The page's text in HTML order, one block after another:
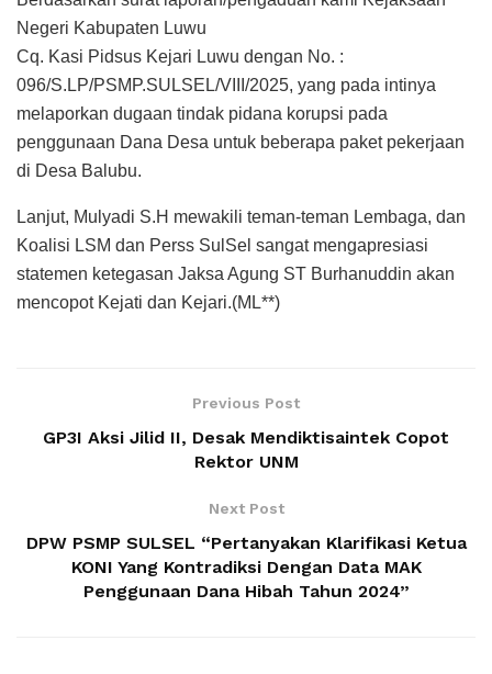
Negeri Kabupaten Luwu
Cq. Kasi Pidsus Kejari Luwu dengan No. :
096/S.LP/PSMP.SULSEL/VIII/2025, yang pada intinya
melaporkan dugaan tindak pidana korupsi pada
penggunaan Dana Desa untuk beberapa paket pekerjaan
di Desa Balubu.
Lanjut, Mulyadi S.H mewakili teman-teman Lembaga, dan
Koalisi LSM dan Perss SulSel sangat mengapresiasi
statemen ketegasan Jaksa Agung ST Burhanuddin akan
mencopot Kejati dan Kejari.(ML**)
Previous Post
GP3I Aksi Jilid II, Desak Mendiktisaintek Copot
Rektor UNM
Next Post
DPW PSMP SULSEL “Pertanyakan Klarifikasi Ketua
KONI Yang Kontradiksi Dengan Data MAK
Penggunaan Dana Hibah Tahun 2024”